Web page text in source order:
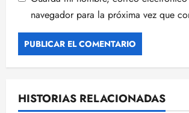
navegador para la próxima vez que
HISTORIAS RELACIONADAS